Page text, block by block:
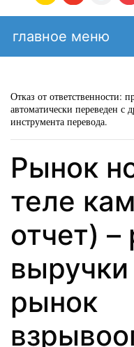
главное меню
Отказ от ответственности:
автоматически переведен с
инструмента перевода.
Рынок
теле
отчет) –
рынок